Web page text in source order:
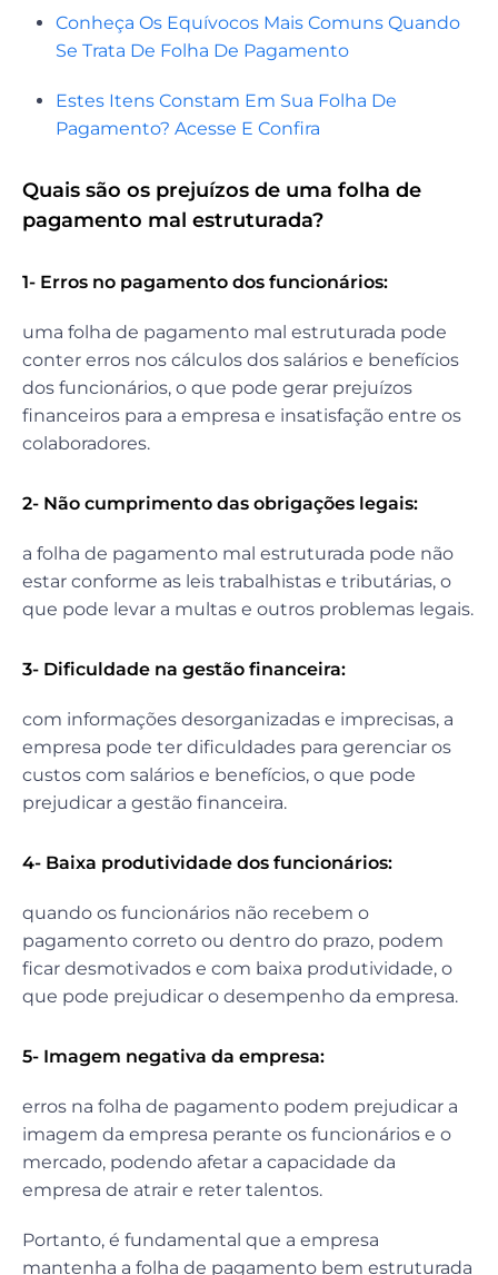
Conheça Os Equívocos Mais Comuns Quando
Se Trata De Folha De Pagamento
Estes Itens Constam Em Sua Folha De
Pagamento? Acesse E Confira
Quais são os prejuízos de uma folha de
pagamento mal estruturada?
1- Erros no pagamento dos funcionários:
uma folha de pagamento mal estruturada pode
conter erros nos cálculos dos salários e benefícios
dos funcionários, o que pode gerar prejuízos
financeiros para a empresa e insatisfação entre os
colaboradores.
2- Não cumprimento das obrigações legais:
a folha de pagamento mal estruturada pode não
estar conforme as leis trabalhistas e tributárias, o
que pode levar a multas e outros problemas legais.
3- Dificuldade na gestão financeira:
com informações desorganizadas e imprecisas, a
empresa pode ter dificuldades para gerenciar os
custos com salários e benefícios, o que pode
prejudicar a gestão financeira.
4- Baixa produtividade dos funcionários:
quando os funcionários não recebem o
pagamento correto ou dentro do prazo, podem
ficar desmotivados e com baixa produtividade, o
que pode prejudicar o desempenho da empresa.
5- Imagem negativa da empresa:
erros na folha de pagamento podem prejudicar a
imagem da empresa perante os funcionários e o
mercado, podendo afetar a capacidade da
empresa de atrair e reter talentos.
Portanto, é fundamental que a empresa
mantenha a folha de pagamento bem estruturada